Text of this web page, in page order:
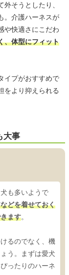
そうとしたり、
。介護ハーネスが
や快適さにこだわ
、体型にフィット
イプがおすすめで
をより抑えられる
大事
も多いようで
どを着せておく
ます。
るのでなく、機
う。まずは愛犬
ったりのハーネ